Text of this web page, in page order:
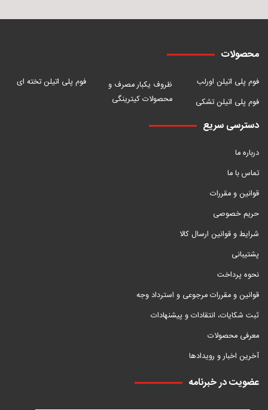
محصولات
فوم پلی اتیلن اورلب
فوم پلی اتیلن تشکی
ظروف یکبار مصرف و
محصولات کیترینگی
فوم پلی اتیلن تخته ای
دسترسی سریع
درباره ما
تماس با ما
قوانین و مقررات
حریم خصوصی
شرایط و قوانین ارسال کالا
پشتیبانی
نحوه پرداخت
قوانین و مقررات مرجوعی و استرداد وجه
ثبت شکایات، انتقادات و پیشنهادات
معرفی محصولات
آخرین اخبار و رویدادها
عضویت در خبرنامه